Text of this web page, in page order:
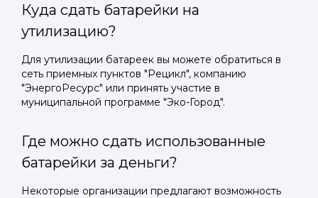
Куда сдать батарейки на
утилизацию?
Для утилизации батареек вы можете обратиться в
сеть приемных пунктов "Рецикл", компанию
"ЭнергоРесурс" или принять участие в
муниципальной программе "Эко-Город".
Где можно сдать использованные
батарейки за деньги?
Некоторые организации предлагают возможность